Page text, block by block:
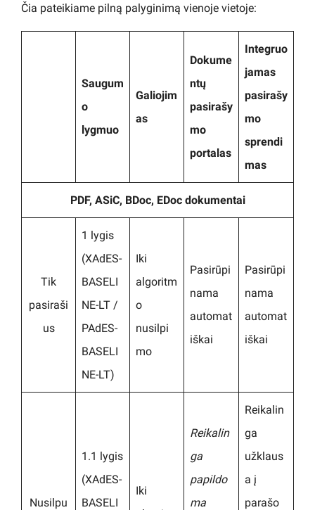
Čia pateikiame pilną palyginimą vienoje vietoje:
Saugum
o
lygmuo
Galiojim
as
Dokume
ntų
pasirašy
mo
portalas
Integruo
jamas
pasirašy
mo
sprendi
mas
PDF, ASiC, BDoc, EDoc dokumentai
Tik
pasiraši
us
1 lygis
(XAdES-
BASELI
NE-LT /
PAdES-
BASELI
NE-LT)
Iki
algoritm
o
nusilpi
mo
Pasirūpi
nama
automat
iškai
Pasirūpi
nama
automat
iškai
Nusilpu
1.1 lygis
(XAdES-
BASELI
Iki
Reikalin
ga
papildo
ma
Reikalin
ga
užklaus
a į
parašo